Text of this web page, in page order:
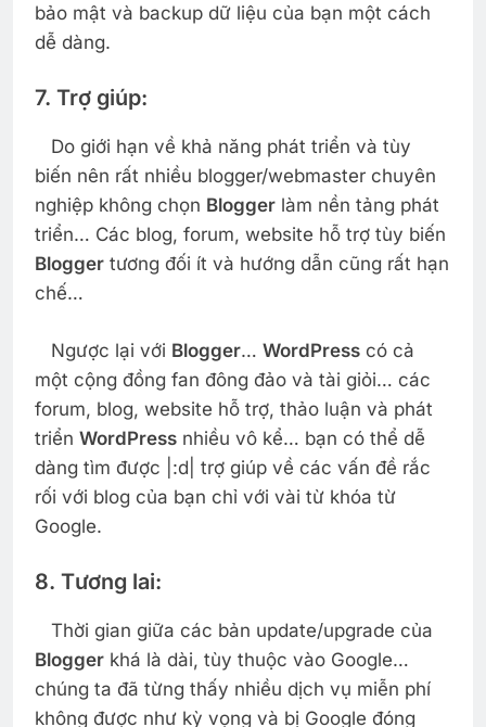
bảo mật và backup dữ liệu của bạn một cách
dễ dàng.
7. Trợ giúp:
Do giới hạn về khả năng phát triển và tùy
biến nên rất nhiều blogger/webmaster chuyên
nghiệp không chọn Blogger làm nền tảng phát
triển… Các blog, forum, website hỗ trợ tùy biến
Blogger tương đối ít và hướng dẫn cũng rất hạn
chế…
Ngược lại với Blogger… WordPress có cả
một cộng đồng fan đông đảo và tài giỏi… các
forum, blog, website hỗ trợ, thảo luận và phát
triển WordPress nhiều vô kể… bạn có thể dễ
dàng tìm được |:d| trợ giúp về các vấn đề rắc
rối với blog của bạn chỉ với vài từ khóa từ
Google.
8. Tương lai:
Thời gian giữa các bản update/upgrade của
Blogger khá là dài, tùy thuộc vào Google…
chúng ta đã từng thấy nhiều dịch vụ miễn phí
không được như kỳ vọng và bị Google đóng